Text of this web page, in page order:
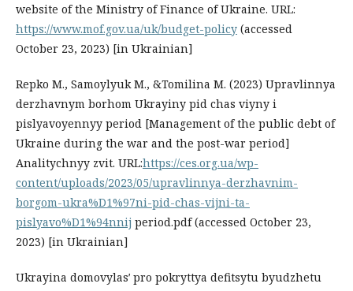
website of the Ministry of Finance of Ukraine. URL:
https://www.mof.gov.ua/uk/budget-policy (accessed
October 23, 2023) [in Ukrainian]
Repko M., Samoylyuk M., &Tomilina M. (2023) Upravlinnya
derzhavnym borhom Ukrayiny pid chas viyny i
pislyavoyennyy period [Management of the public debt of
Ukraine during the war and the post-war period]
Analitychnyy zvit. URL:https://ces.org.ua/wp-
content/uploads/2023/05/upravlinnya-derzhavnim-
borgom-ukra%D1%97ni-pid-chas-vijni-ta-
pislyavo%D1%94nnij period.pdf (accessed October 23,
2023) [in Ukrainian]
Ukrayina domovylasʹ pro pokryttya defitsytu byudzhetu